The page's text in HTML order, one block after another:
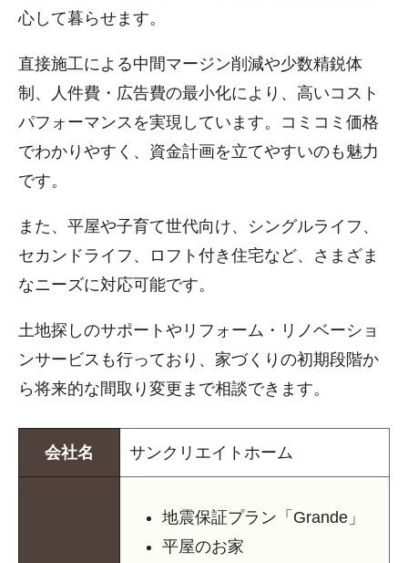
心して暮らせます。
直接施工による中間マージン削減や少数精鋭体
制、人件費・広告費の最小化により、高いコスト
パフォーマンスを実現しています。コミコミ価格
でわかりやすく、資金計画を立てやすいのも魅力
です。
また、平屋や子育て世代向け、シングルライフ、
セカンドライフ、ロフト付き住宅など、さまざま
なニーズに対応可能です。
土地探しのサポートやリフォーム・リノベーショ
ンサービスも行っており、家づくりの初期段階か
ら将来的な間取り変更まで相談できます。
会社名 サンクリエイトホーム
地震保証プラン「Grande」
平屋のお家